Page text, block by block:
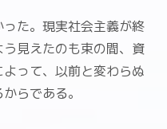
た。現実社会主義が終
見えたのも束の間、資
って、以前と変わらぬ
らである。